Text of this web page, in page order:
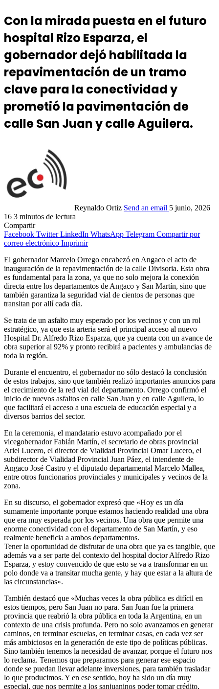
Con la mirada puesta en el futuro
hospital Rizo Esparza, el
gobernador dejó habilitada la
repavimentación de un tramo
clave para la conectividad y
prometió la pavimentación de
calle San Juan y calle Aguilera.
Reynaldo Ortiz Send an email 5 junio, 2026
16 3 minutos de lectura
Compartir
Facebook Twitter LinkedIn WhatsApp Telegram Compartir por
correo electrónico Imprimir
El gobernador Marcelo Orrego encabezó en Angaco el acto de
inauguración de la repavimentación de la calle Divisoria. Esta obra
es fundamental para la zona, ya que no solo mejora la conexión
directa entre los departamentos de Angaco y San Martín, sino que
también garantiza la seguridad vial de cientos de personas que
transitan por allí cada día.
Se trata de un asfalto muy esperado por los vecinos y con un rol
estratégico, ya que esta arteria será el principal acceso al nuevo
Hospital Dr. Alfredo Rizo Esparza, que ya cuenta con un avance de
obra superior al 92% y pronto recibirá a pacientes y ambulancias de
toda la región.
Durante el encuentro, el gobernador no sólo destacó la conclusión
de estos trabajos, sino que también realizó importantes anuncios para
el crecimiento de la red vial del departamento. Orrego confirmó el
inicio de nuevos asfaltos en calle San Juan y en calle Aguilera, lo
que facilitará el acceso a una escuela de educación especial y a
diversos barrios del sector.
En la ceremonia, el mandatario estuvo acompañado por el
vicegobernador Fabián Martín, el secretario de obras provincial
Ariel Lucero, el director de Vialidad Provincial Omar Lucero, el
subdirector de Vialidad Provincial Juan Páez, el intendente de
Angaco José Castro y el diputado departamental Marcelo Mallea,
entre otros funcionarios provinciales y municipales y vecinos de la
zona.
En su discurso, el gobernador expresó que «Hoy es un día
sumamente importante porque estamos haciendo realidad una obra
que era muy esperada por los vecinos. Una obra que permite una
enorme conectividad con el departamento de San Martín, y eso
realmente beneficia a ambos departamentos.
Tener la oportunidad de disfrutar de una obra que ya es tangible, que
además va a ser parte del contexto del hospital doctor Alfredo Rizo
Esparza, y estoy convencido de que esto se va a transformar en un
polo donde va a transitar mucha gente, y hay que estar a la altura de
las circunstancias».
También destacó que «Muchas veces la obra pública es difícil en
estos tiempos, pero San Juan no para. San Juan fue la primera
provincia que reabrió la obra pública en toda la Argentina, en un
contexto de una crisis profunda. Pero no solo avanzamos en generar
caminos, en terminar escuelas, en terminar casas, en cada vez ser
más ambiciosos en la generación de este tipo de políticas públicas.
Sino también tenemos la necesidad de avanzar, porque el futuro nos
lo reclama. Tenemos que prepararnos para generar ese espacio
donde se puedan llevar adelante inversiones, para también trasladar
lo que producimos. Y en ese sentido, hoy ha sido un día muy
especial, que nos permite a los sanjuaninos poder tomar crédito,